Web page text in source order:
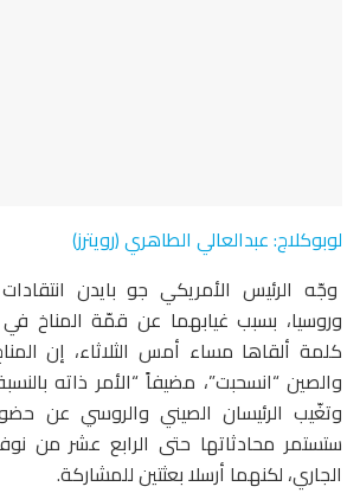
لوبوكلاج: عبدالعالي الطاهري (رويترز)
وجّه الرئيس الأمريكي جو بايدن
وروسيا، بسبب غيابهما عن قمّة المناخ
كلمة ألقاها مساء أمس الثلاثاء، إن
والصين “انسحبت”، مضيفاً “الأمر ذاته
وتغّيب الرئيسان الصيني والروسي عن
ستستمر محادثاتها حتى الرابع عشر من
الجاري، لكنهما أرسلا بعثتين للمشاركة.